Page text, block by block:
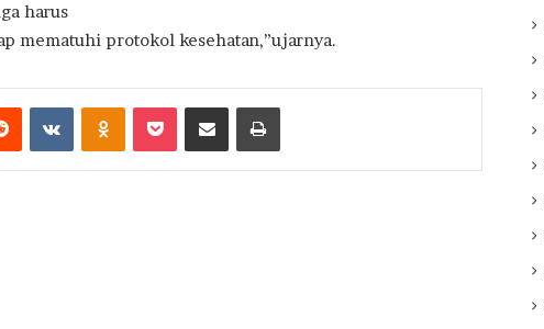
harus
mematuhi protokol kesehatan,”ujarnya.
Reddit VKontakteOdnoklassniki
Pocket Share via Email Print